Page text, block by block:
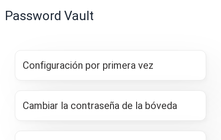
Password Vault
Configuración por primera vez
Cambiar la contraseña de la bóveda